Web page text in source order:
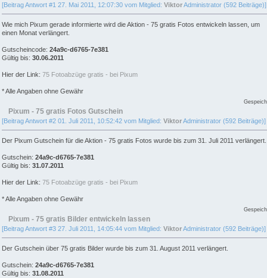
[Beitrag Antwort #1 27. Mai 2011, 12:07:30 vom Mitglied: ViktorAdministrator (592 Beiträge)]
Wie mich Pixum gerade informierte wird die Aktion - 75 gratis Fotos entwickeln lassen, um
einen Monat verlängert.
Gutscheincode: 24a9c-d6765-7e381
Gültig bis: 30.06.2011
Hier der Link: 75 Fotoabzüge gratis - bei Pixum
* Alle Angaben ohne Gewähr
Pixum - 75 gratis Fotos Gutschein
[Beitrag Antwort #2 01. Juli 2011, 10:52:42 vom Mitglied: ViktorAdministrator (592 Beiträge)]
Der Pixum Gutschein für die Aktion - 75 gratis Fotos wurde bis zum 31. Juli 2011 verlängert.
Gutschein: 24a9c-d6765-7e381
Gültig bis: 31.07.2011
Hier der Link: 75 Fotoabzüge gratis - bei Pixum
* Alle Angaben ohne Gewähr
Pixum - 75 gratis Bilder entwickeln lassen
[Beitrag Antwort #3 27. Juli 2011, 14:05:44 vom Mitglied: ViktorAdministrator (592 Beiträge)]
Der Gutschein über 75 gratis Bilder wurde bis zum 31. August 2011 verlängert.
Gutschein: 24a9c-d6765-7e381
Gültig bis: 31.08.2011